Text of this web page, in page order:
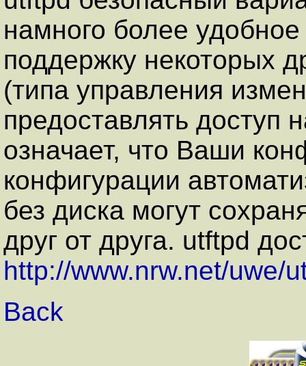
намного более
поддержку некоторых
(типа управления
предоставлять доступ
означает, что Ваши
конфигурации
без диска могут
друг от друга. utftpd
http://www.nrw.net/uwe/
Back